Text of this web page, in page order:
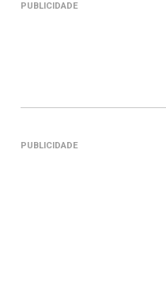
PUBLICIDADE
PUBLICIDADE